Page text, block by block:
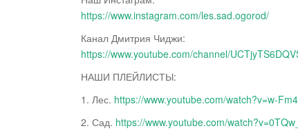
https://www.instagram.com/les.sad.ogorod/
Канал Дмитрия Чиджи:
https://www.youtube.com/channel/
НАШИ ПЛЕЙЛИСТЫ:
1. Лес. https://www.youtube.com/watch?v=w-
2. Сад. https://www.youtube.com/